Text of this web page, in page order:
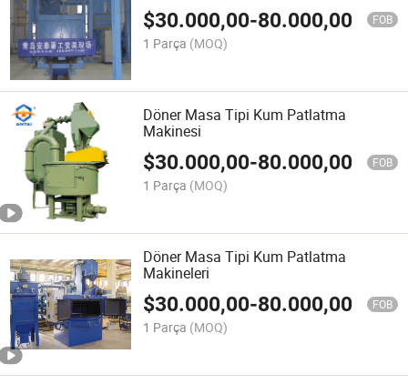
$30.000,00-80.000,00 FOB
1 Parça (MOQ)
Döner Masa Tipi Kum Patlatma
Makinesi
$30.000,00-80.000,00 FOB
1 Parça (MOQ)
Döner Masa Tipi Kum Patlatma
Makineleri
$30.000,00-80.000,00 FOB
1 Parça (MOQ)